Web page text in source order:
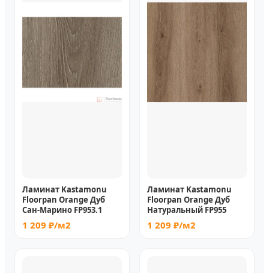
Ламинат Kastamonu
Floorpan Orange Дуб
Сан-Марино FP953.1
1 209 ₽/м2
Ламинат Kastamonu
Floorpan Orange Дуб
Натуральный FP955
1 209 ₽/м2